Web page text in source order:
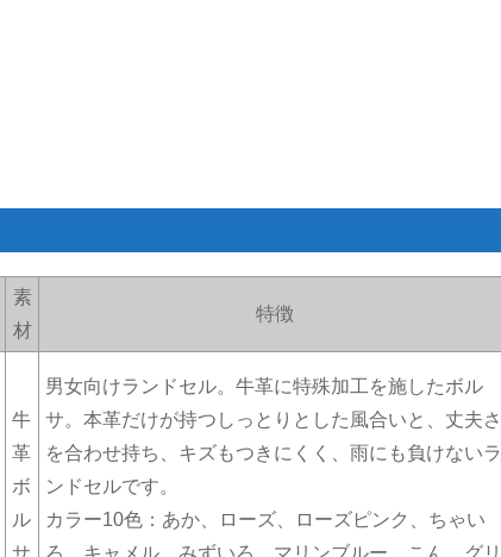
素
材
特徴
牛
革
ボ
ル
サ
男女向けランドセル。牛革に特殊加工を施したボル
サ。本革だけが持つしっとりとした風合いと、丈夫さ
を合わせ持ち、キズもつきにくく、雨にも負けないラ
ンドセルです。
カラー10色：あか、ローズ、ローズピンク、ちゃい
ろ、キャメル、みずいろ、マリンブルー、こん、グリ